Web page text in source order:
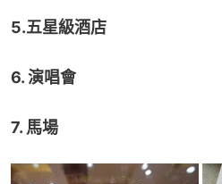
5.五星級酒店
6. 演唱會
7. 馬場